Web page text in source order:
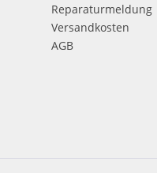
Reparaturmeldung
Versandkosten
AGB